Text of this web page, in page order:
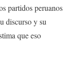
partidos peruanos
discurso y su
que eso